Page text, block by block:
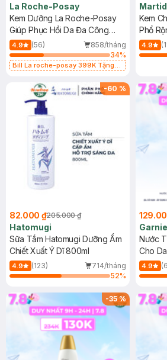
La Roche-Posay
Kem Dưỡng La Roche-Posay
Giúp Phục Hồi Da Đa Công
Dụng 40ml
4.9 (56)
858/tháng
34%
Bill La roche-posay 399K Tặng
(SL có hạn)
Kem
Phổ
40ml
4.9
-60 %
82.000 ₫205.000 ₫
Hatomugi
Sữa Tắm Hatomugi Dưỡng Ẩm
Chiết Xuất Ý Dĩ 800ml
4.9 (123)
714/tháng
52%
Nước
Cho
(Mới)
4.9
-35%